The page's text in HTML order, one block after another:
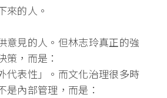
來的人。
意見的人。但林志玲真正的強
策，而是：
代表性」。而文化治理很多時
是內部管理，而是：